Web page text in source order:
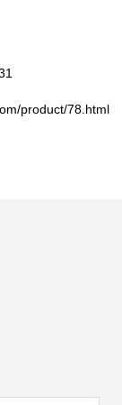
product/78.html